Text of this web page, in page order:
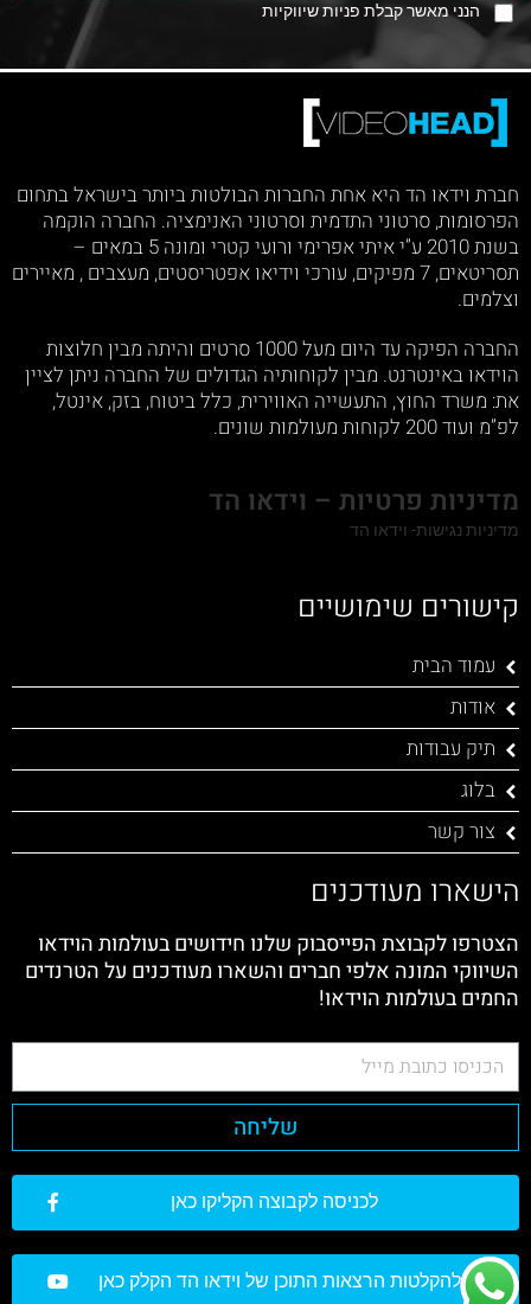
הנני מאשר קבלת פניות שיווקיות
חברת וידאו הד היא אחת החברות הבולטות ביותר בישראל בתחום
הפרסומות, סרטוני התדמית וסרטוני האנימציה. החברה הוקמה
בשנת 2010 ע”י איתי אפרימי ורועי קטרי ומונה 5 במאים –
תסריטאים, 7 מפיקים, עורכי וידיאו אפטריסטים, מעצבים , מאיירים
וצלמים.
החברה הפיקה עד היום מעל 1000 סרטים והיתה מבין חלוצות
הוידאו באינטרנט. מבין לקוחותיה הגדולים של החברה ניתן לציין
את: משרד החוץ, התעשייה האווירית, כלל ביטוח, בזק, אינטל,
לפ”מ ועוד 200 לקוחות מעולמות שונים.
מדיניות פרטיות – וידאו הד
מדיניות נגישות- וידאו הד
קישורים שימושיים
עמוד הבית
אודות
תיק עבודות
בלוג
צור קשר
הישארו מעודכנים
הצטרפו לקבוצת הפייסבוק שלנו חידושים בעולמות הוידאו
השיווקי המונה אלפי חברים והשארו מעודכנים על הטרנדים
החמים בעולמות הוידאו!
שליחה
לכניסה לקבוצה הקליקו כאן
להקלטות הרצאות התוכן של וידאו הד הקלק כאן